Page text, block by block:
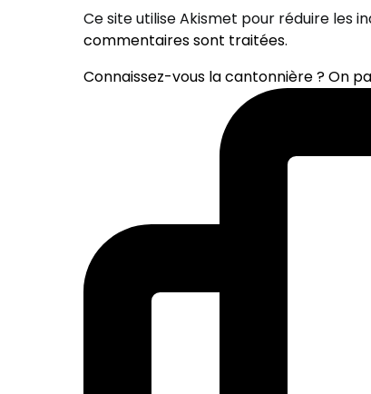
Ce site utilise Akismet pour réduire les
commentaires sont traitées.
Connaissez-vous la cantonnière ? On